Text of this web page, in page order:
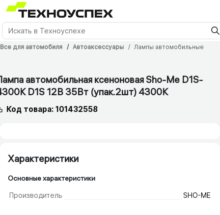
Все для автомобиля Автоаксессуары Лампы автомобильные
автомобильная ксеноновая Sho-Me D1S-
D1S 12В 35Вт (упак.2шт) 4300K
Код товара: 101432558
Характеристики
Основные характеристики
Производитель SHO-ME